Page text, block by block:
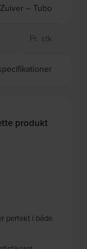
Zuiver – Tubo
Pr. stk
produkt
perfekt i både